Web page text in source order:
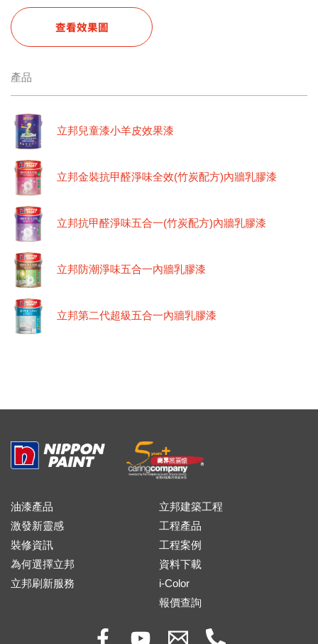
查看效果圖
產品
立邦兒童漆小羊皮效果漆
立邦金裝抗甲醛淨味全效(竹炭配方)內牆乳膠漆
立邦抗甲醛淨味五合一(竹炭配方)內牆乳膠漆
立邦防潮淨味五合一內牆乳膠漆
立邦第二代超級五合一內牆乳膠漆
油漆產品
激發新靈感
裝修資訊
為何選擇立邦
立邦刷新服務
立邦建築工程
工程產品
工程案例
資料下載
i-Color
報價查詢